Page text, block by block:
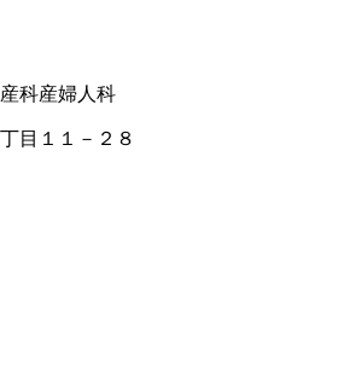
産科産婦人科
目１１－２８